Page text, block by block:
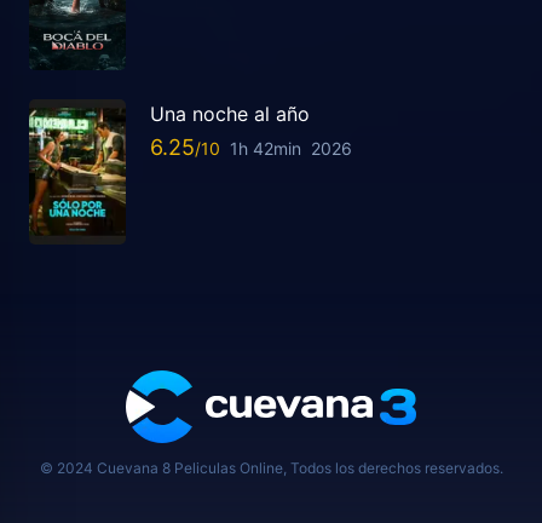
Una noche al año
6.25 1h 42min 2026
© 2024 Cuevana 8 Peliculas Online, Todos los derechos reservados.